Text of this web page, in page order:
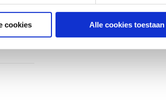
cookies Alle cookies toestaan